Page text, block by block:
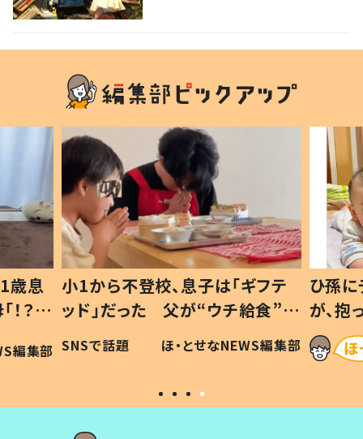
歳息
？」
編集部
小1から不登校、息子は「ギフテ
ッド」だった 父が“ウチ給食”を
作り続ける理由とは #令和の親
#令和の子
SNSで話題 ほ・とせなNEWS編集部
ひ孫
が、
「涙が
い」